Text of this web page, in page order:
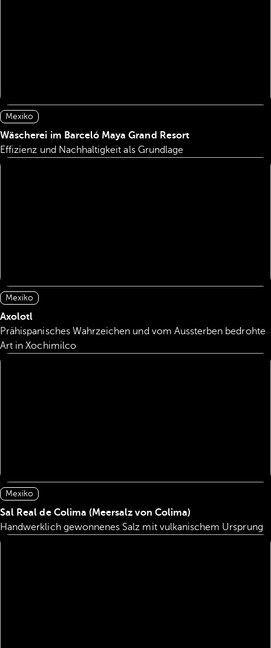
Mexiko
Wäscherei im Barceló Maya Grand Resort
Effizienz und Nachhaltigkeit als Grundlage
Mexiko
Axolotl
Prähispanisches Wahrzeichen und vom Aussterben bedrohte
Art in Xochimilco
Mexiko
Sal Real de Colima (Meersalz von Colima)
Handwerklich gewonnenes Salz mit vulkanischem Ursprung